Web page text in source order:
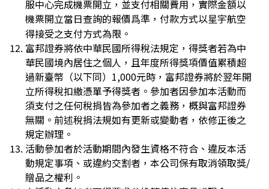
服中心完成機票開立，並支付相關費用，實際金額以
機票開立當日查詢的報價爲準，付款方式以星宇航空
得接受之支付方式為限。
富邦證券將依中華民國所得稅法規定，得獎者若為中
華民國境內居住之個人，且年度所得獎項價值累積超
過新臺幣（以下同）1,000元時，富邦證券將於翌年開
立所得稅扣繳憑單予得獎者。參加者因參加本活動而
須支付之任何稅捐皆為參加者之義務，概與富邦證券
無關。前述稅捐法規如有更新或變動者，依修正後之
規定辦理。
活動參加者於活動期間內發生資格不符合、違反本活
動規定事項、或違約交割者，本公司保有取消領取獎/
贈品之權利。